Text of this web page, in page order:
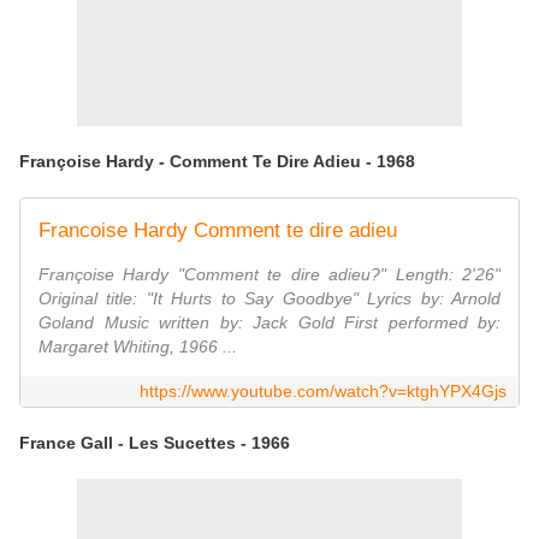
Françoise Hardy - Comment Te Dire Adieu - 1968
Francoise Hardy Comment te dire adieu
Françoise Hardy "Comment te dire adieu?" Length: 2'26"
Original title: "It Hurts to Say Goodbye" Lyrics by: Arnold
Goland Music written by: Jack Gold First performed by:
Margaret Whiting, 1966 ...
https://www.youtube.com/watch?v=ktghYPX4Gjs
France Gall - Les Sucettes - 1966